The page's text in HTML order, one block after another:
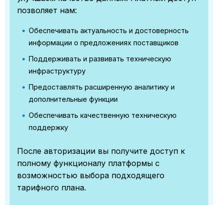
позволяет нам:
Обеспечивать актуальность и достоверность
информации о предложениях поставщиков
Поддерживать и развивать техническую
инфраструктуру
Предоставлять расширенную аналитику и
дополнительные функции
Обеспечивать качественную техническую
поддержку
После авторизации вы получите доступ к
полному функционалу платформы с
возможностью выбора подходящего
тарифного плана.